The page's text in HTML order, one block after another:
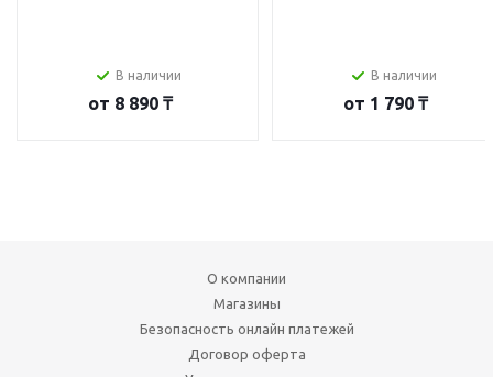
В наличии
от 8 890 ₸
В наличии
от 1 790 ₸
О компании
Магазины
Безопасность онлайн платежей
Договор оферта